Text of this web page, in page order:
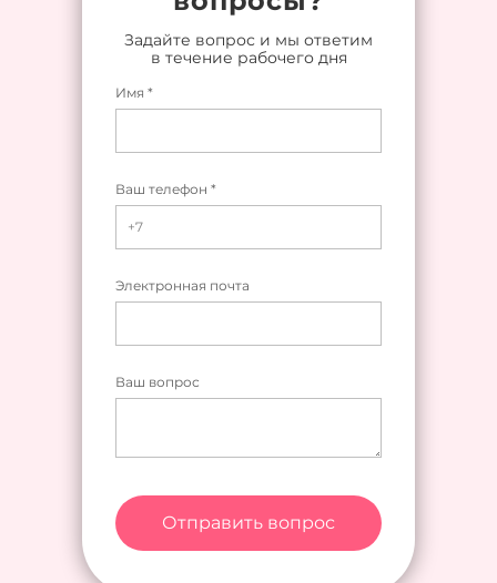
Задайте вопрос и мы ответим
в течение рабочего дня
Имя *
Ваш телефон *
Электронная почта
Ваш вопрос
Отправить вопрос